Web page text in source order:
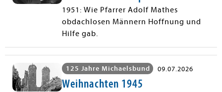
1951: Wie Pfarrer Adolf Mathes
obdachlosen Männern Hoffnung und
Hilfe gab.
125 Jahre Michaelsbund 09.07.2026
Weihnachten 1945